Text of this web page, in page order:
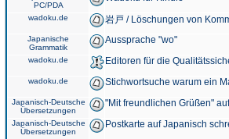
PC/PDA
wadoku.de 岩戸 / Löschungen von
Japanische
Grammatik
Aussprache "wo"
wadoku.de Editoren für die
wadoku.de Stichwortsuche warum ein
Japanisch-Deutsche
Übersetzungen
"Mit freundlichen Grüßen"
Japanisch-Deutsche
Übersetzungen
Postkarte auf Japanisch